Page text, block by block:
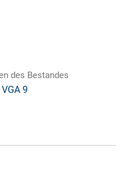
des Bestandes
9